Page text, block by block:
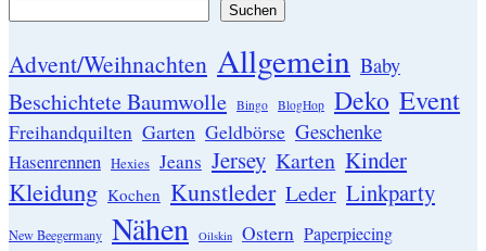
Suchen
Advent/Weihnachten Allgemein Baby
Beschichtete Baumwolle Bingo BlogHop Deko Event
Freihandquilten Garten Geldbörse Geschenke
Hasenrennen Hexies Jeans Jersey Karten Kinder
Kleidung Kochen Kunstleder Leder Linkparty
New Beegermany Nähen Oilskin Ostern Paperpiecing